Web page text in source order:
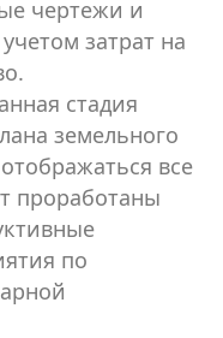
чертежи и
затрат на
стадия
земельного
все
проработаны
по